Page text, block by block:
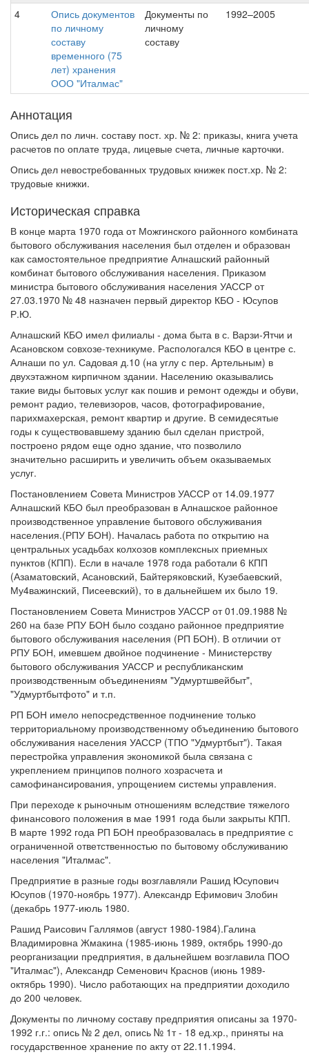
4
Опись документов
по личному
составу
временного (75
лет) хранения
ООО "Италмас"
Документы по
личному
составу
1992–2005
Аннотация
Опись дел по личн. составу пост. хр. № 2: приказы, книга учета
расчетов по оплате труда, лицевые счета, личные карточки.
Опись дел невостребованных трудовых книжек пост.хр. № 2:
трудовые книжки.
Историческая справка
В конце марта 1970 года от Можгинского районного комбината
бытового обслуживания населения был отделен и образован
как самостоятельное предприятие Алнашский районный
комбинат бытового обслуживания населения. Приказом
министра бытового обслуживания населения УАССР от
27.03.1970 № 48 назначен первый директор КБО - Юсупов
Р.Ю.
Алнашский КБО имел филиалы - дома быта в с. Варзи-Ятчи и
Асановском совхозе-техникуме. Распологался КБО в центре с.
Алнаши по ул. Садовая д.10 (на углу с пер. Артельным) в
двухэтажном кирпичном здании. Населению оказывались
такие виды бытовых услуг как пошив и ремонт одежды и обуви,
ремонт радио, телевизоров, часов, фотографирование,
парихмахерская, ремонт квартир и другие. В семидесятые
годы к существовавшему зданию был сделан пристрой,
построено рядом еще одно здание, что позволило
значительно расширить и увеличить объем оказываемых
услуг.
Постановлением Совета Министров УАССР от 14.09.1977
Алнашский КБО был преобразован в Алнашское районное
производственное управление бытового обслуживания
населения.(РПУ БОН). Началась работа по открытию на
центральных усадьбах колхозов комплексных приемных
пунктов (КПП). Если в начале 1978 года работали 6 КПП
(Азаматовский, Асановский, Байтеряковский, Кузебаевский,
Му4важинский, Писеевский), то в дальнейшем их было 19.
Постановлением Совета Министров УАССР от 01.09.1988 №
260 на базе РПУ БОН было создано районное предприятие
бытового обслуживания населения (РП БОН). В отличии от
РПУ БОН, имевшем двойное подчинение - Министерству
бытового обслуживания УАССР и республиканским
производственным объединениям "Удмуртшвейбыт",
"Удмуртбытфото" и т.п.
РП БОН имело непосредственное подчинение только
территориальному производственному объединению бытового
обслуживания населения УАССР (ТПО "Удмуртбыт"). Такая
перестройка управления экономикой была связана с
укреплением принципов полного хозрасчета и
самофинансирования, упрощением системы управления.
При переходе к рыночным отношениям вследствие тяжелого
финансового положения в мае 1991 года были закрыты КПП.
В марте 1992 года РП БОН преобразовалась в предприятие с
ограниченной ответственностью по бытовому обслуживанию
населения "Италмас".
Предприятие в разные годы возглавляли Рашид Юсупович
Юсупов (1970-ноябрь 1977). Александр Ефимович Злобин
(декабрь 1977-июль 1980.
Рашид Раисович Галлямов (август 1980-1984).Галина
Владимировна Жмакина (1985-июнь 1989, октябрь 1990-до
реорганизации предприятия, в дальнейшем возглавила ПОО
"Италмас"), Александр Семенович Краснов (июнь 1989-
октябрь 1990). Число работающих на предприятии доходило
до 200 человек.
Документы по личному составу предприятия описаны за 1970-
1992 г.г.: опись № 2 дел, опись № 1т - 18 ед.хр., приняты на
государственное хранение по акту от 22.11.1994.